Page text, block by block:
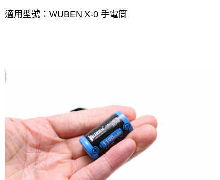
適用型號：WUBEN X-0 手電筒